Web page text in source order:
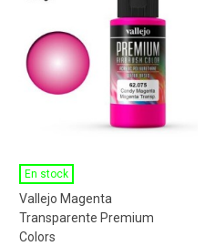
En stock
Vallejo Magenta
Transparente Premium
Colors